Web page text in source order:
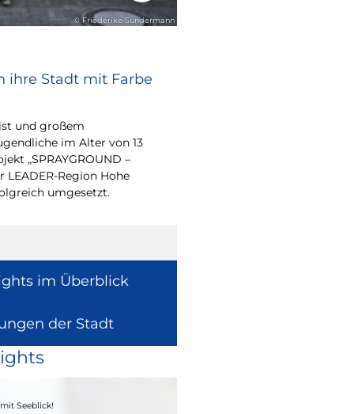
© Friederike Sundermann
ihre Stadt mit Farbe
und großem
im Alter von 13
„SPRAYGROUND –
Region Hohe
umgesetzt.
im Überblick
der Stadt
Seeblick!